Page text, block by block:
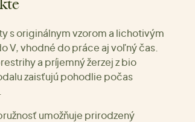
s originálnym vzorom a lichotivým
V, vhodné do práce aj voľný čas.
a príjemný žerzej z bio
zaisťujú pohodlie počas
umožňuje prirodzený